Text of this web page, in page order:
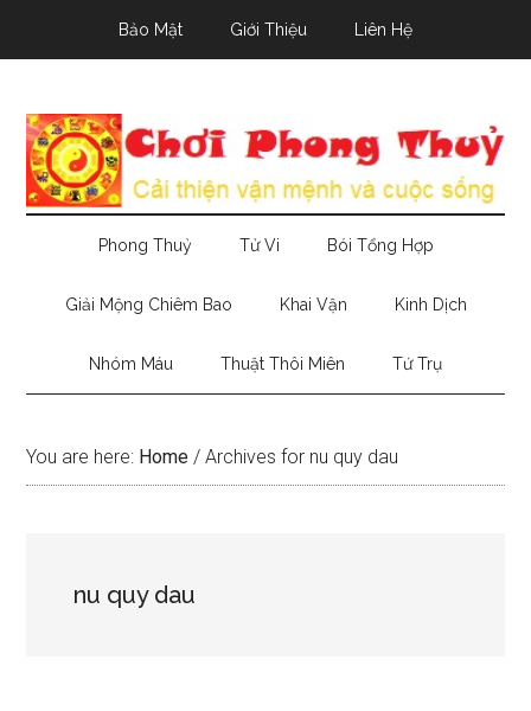
Bảo Mật Giới Thiệu Liên Hệ
Phong Thuỷ Tử Vi Bói Tổng Hợp
Giải Mộng Chiêm Bao Khai Vận Kinh Dịch
Nhóm Máu Thuật Thôi Miên Tứ Trụ
You are here: Home / Archives for nu quy dau
nu quy dau